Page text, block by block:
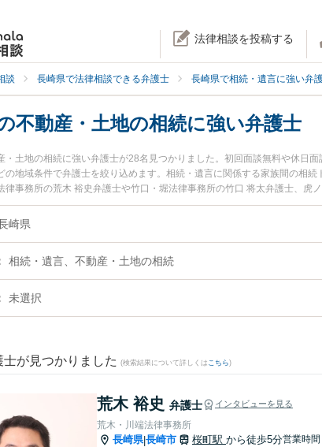
法律相談を投稿する
談 長崎県で法律相談できる弁護士 長崎県で相続・遺言に強い弁
不動産・土地の相続に強い弁護士
・土地の相続に強い弁護士が28名見つかりました。初回面談無料や休日
の地域条件で弁護士を絞り込めます。相続・遺言に関係する家族間の相
律事務所の荒木 裕史弁護士や竹口・堀法律事務所の竹口 将太弁護士、
います。『長崎県で土日や夜間に発生した不動産・土地の相続のトラブ
したい』『初回相談無料で不動産・土地の相続を法律相談できる長崎県
崎県
相続・遺言、不動産・土地の相続
未選択
士が見つかりました (検索結果について詳しくは こちら)
荒木 裕史 弁護士 インタビューを見る
荒木・川端法律事務所
長崎県|長崎市 桜町駅 から徒歩5分営業時間